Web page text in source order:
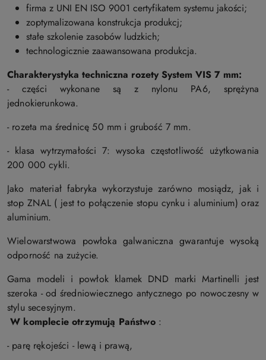
firma z UNI EN ISO 9001 certyfikatem systemu jakości;
zoptymalizowana konstrukcja produkcj;
stałe szkolenie zasobów ludzkich;
technologicznie zaawansowana produkcja.
Charakterystyka techniczna rozety System VIS 7 mm:
- części wykonane są z nylonu PA6, sprężyna
jednokierunkowa.
- rozeta ma średnicę 50 mm i grubość 7 mm.
- klasa wytrzymałości 7: wysoka częstotliwość użytkowania
200 000 cykli.
Jako materiał fabryka wykorzystuje zarówno mosiądz, jak i
stop ZNAL ( jest to połączenie stopu cynku i aluminium) oraz
aluminium.
Wielowarstwowa powłoka galwaniczna gwarantuje wysoką
odporność na zużycie.
Gama modeli i powłok klamek DND marki Martinelli jest
szeroka - od średniowiecznego antycznego po nowoczesny w
stylu secesyjnym.
W komplecie otrzymują Państwo:
- parę rękojeści - lewą i prawą,